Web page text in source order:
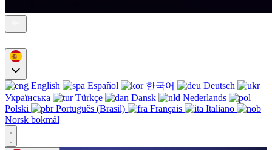
English Español 한국어
Deutsch
Українська
Türkçe Dansk
Nederlands
Polski
Português (Brasil) Français
Italiano
Norsk bokmål